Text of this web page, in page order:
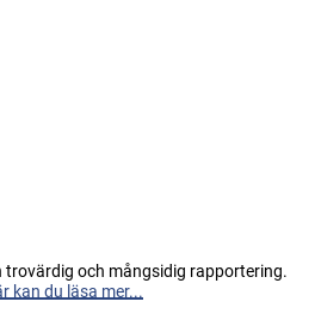
trovärdig och mångsidig rapportering.
kan du läsa mer...